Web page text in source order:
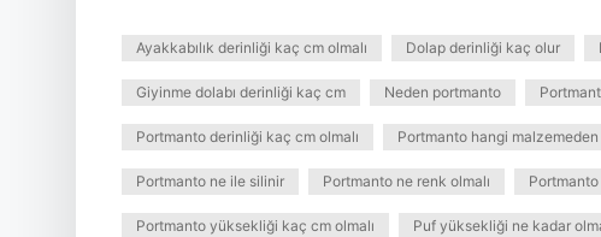
Ayakkabılık derinliği kaç cm olmalı Dolap derinliği kaç olur
Giyinme dolabı derinliği kaç cm Neden portmanto
Portmanto derinliği kaç cm olmalı Portmanto hangi malzemeden
Portmanto ne ile silinir Portmanto ne renk olmalı
Portmanto yüksekliği kaç cm olmalı Puf yüksekliği ne kadar